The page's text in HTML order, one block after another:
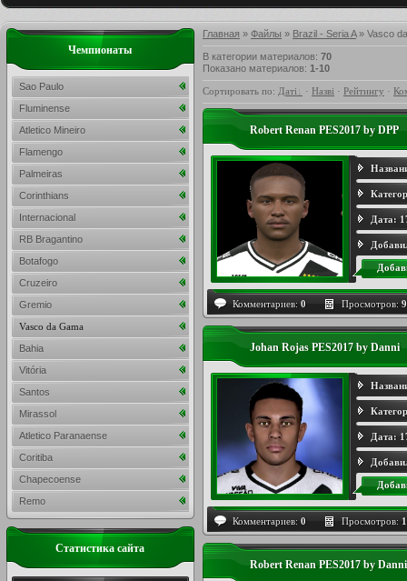
Главная » Файлы » Brazil - Seria A» Vasco
В категории материалов: 70
Показано материалов: 1-10
Сортировать по: Даті · Назві · Рейтингу ·
Robert Renan PES2017 by DPP
Дата:
Комментариев: 0 Просмотров:
Johan Rojas PES2017 by Danni
Дата:
Комментариев: 0 Просмотров:
Robert Renan PES2017 by Danni
Чемпионаты
Sao Paulo
Fluminense
Atletico Mineiro
Flamengo
Palmeiras
Corinthians
Internacional
RB Bragantino
Botafogo
Cruzeiro
Gremio
Vasco da Gama
Bahia
Vitória
Santos
Mirassol
Atletico Paranaense
Coritiba
Chapecoense
Remo
Статистика сайта